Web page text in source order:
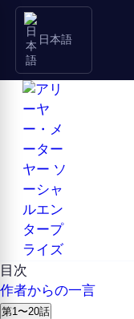
日本語
目次
作者からの一言
第1〜20話